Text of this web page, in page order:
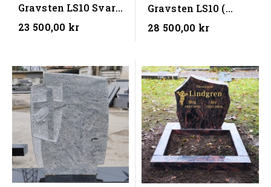
Gravsten LS10 Svart
+ Gravram...
23 500,00 kr
Gravsten LS10 (
70x85x10 CM )
(BxHxD)
28 500,00 kr